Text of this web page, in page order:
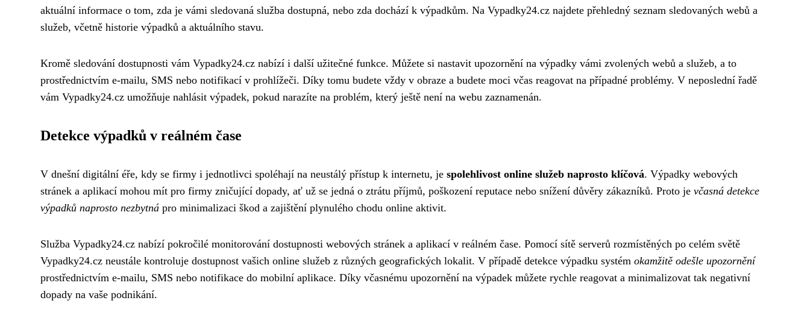
aktuální informace o tom, zda je vámi sledovaná služba dostupná, nebo zda dochází k výpadkům. Na Vypadky24.cz najdete přehledný seznam sledovaných webů a
služeb, včetně historie výpadků a aktuálního stavu.
Kromě sledování dostupnosti vám Vypadky24.cz nabízí i další užitečné funkce. Můžete si nastavit upozornění na výpadky vámi zvolených webů a služeb, a to
prostřednictvím e-mailu, SMS nebo notifikací v prohlížeči. Díky tomu budete vždy v obraze a budete moci včas reagovat na případné problémy. V neposlední řadě
vám Vypadky24.cz umožňuje nahlásit výpadek, pokud narazíte na problém, který ještě není na webu zaznamenán.
Detekce výpadků v reálném čase
V dnešní digitální éře, kdy se firmy i jednotlivci spoléhají na neustálý přístup k internetu, je spolehlivost online služeb naprosto klíčová. Výpadky webových
stránek a aplikací mohou mít pro firmy zničující dopady, ať už se jedná o ztrátu příjmů, poškození reputace nebo snížení důvěry zákazníků. Proto je včasná detekce
výpadků naprosto nezbytná pro minimalizaci škod a zajištění plynulého chodu online aktivit.
Služba Vypadky24.cz nabízí pokročilé monitorování dostupnosti webových stránek a aplikací v reálném čase. Pomocí sítě serverů rozmístěných po celém světě
Vypadky24.cz neustále kontroluje dostupnost vašich online služeb z různých geografických lokalit. V případě detekce výpadku systém okamžitě odešle upozornění
prostřednictvím e-mailu, SMS nebo notifikace do mobilní aplikace. Díky včasnému upozornění na výpadek můžete rychle reagovat a minimalizovat tak negativní
dopady na vaše podnikání.